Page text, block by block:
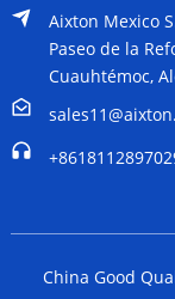
Aixton Mexico
Paseo de la
Cuauhtémoc,
China Good